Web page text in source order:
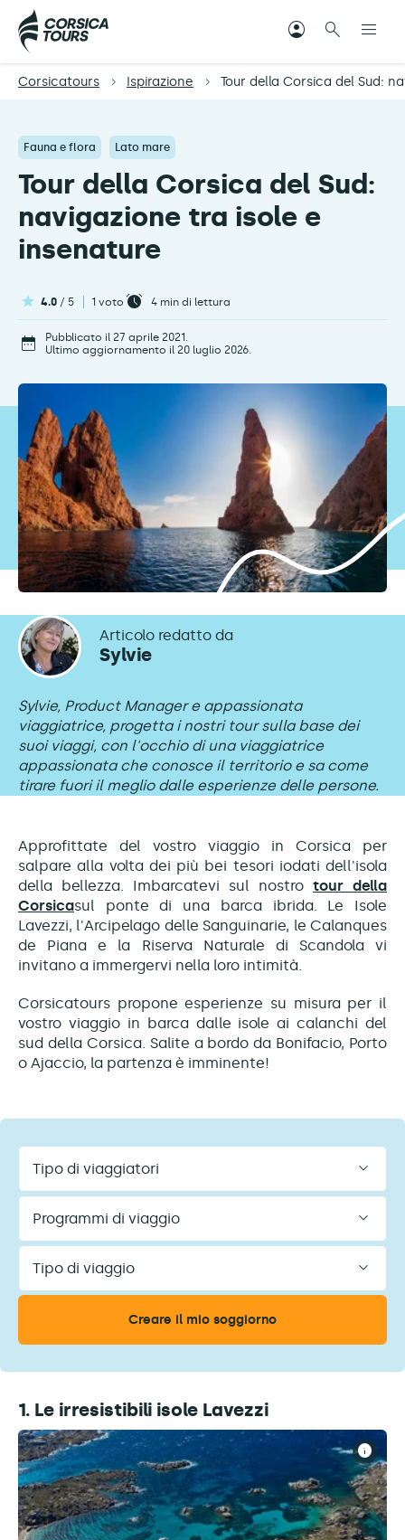
Corsicatours Ispirazione Tour della Corsica del Sud:
Fauna e flora Lato mare
Tour della Corsica del Sud:
navigazione tra isole e
insenature
4.0 / 5 1 voto 4 min di lettura
Pubblicato il 27 aprile 2021.
Ultimo aggiornamento il 20 luglio 2026.
Articolo redatto da
Sylvie
Sylvie, Product Manager e appassionata
viaggiatrice, progetta i nostri tour sulla base dei
suoi viaggi, con l'occhio di una viaggiatrice
appassionata che conosce il territorio e sa come
tirare fuori il meglio dalle esperienze delle persone.
Approfittate del vostro viaggio in Corsica per
salpare alla volta dei più bei tesori iodati dell'isola
della bellezza. Imbarcatevi sul nostro tour della
Corsicasul ponte di una barca ibrida. Le Isole
Lavezzi, l'Arcipelago delle Sanguinarie, le Calanques
de Piana e la Riserva Naturale di Scandola vi
invitano a immergervi nella loro intimità.
Corsicatours propone esperienze su misura per il
vostro viaggio in barca dalle isole ai calanchi del
sud della Corsica. Salite a bordo da Bonifacio, Porto
o Ajaccio, la partenza è imminente!
Tipo
Programmi
Tipo
1. Le irresistibili isole Lavezzi